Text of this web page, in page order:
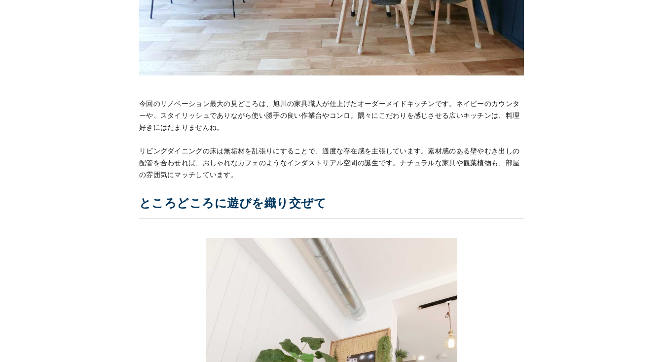
今回のリノベーション最大の見どころは、旭川の家具職人が仕上げたオーダーメイドキッチンです。ネイビーのカウンタ
ーや、スタイリッシュでありながら使い勝手の良い作業台やコンロ。隅々にこだわりを感じさせる広いキッチンは、料理
好きにはたまりませんね。
リビングダイニングの床は無垢材を乱張りにすることで、適度な存在感を主張しています。素材感のある壁やむき出しの
配管を合わせれば、おしゃれなカフェのようなインダストリアル空間の誕生です。ナチュラルな家具や観葉植物も、部屋
の雰囲気にマッチしています。
ところどころに遊びを織り交ぜて